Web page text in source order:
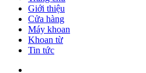
Giới thiệu
Cửa hàng
Máy khoan
Khoan từ
Tin tức